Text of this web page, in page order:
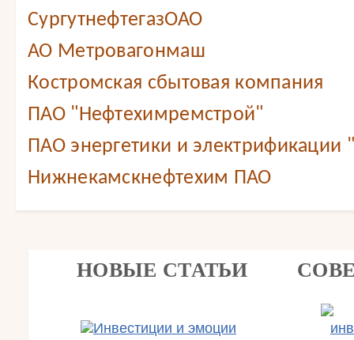
СургутнефтегазОАО
АО Метровагонмаш
Костромская сбытовая компания
ПАО "Нефтехимремстрой"
ПАО энергетики и электрификации
Нижнекамскнефтехим ПАО
НОВЫЕ СТАТЬИ